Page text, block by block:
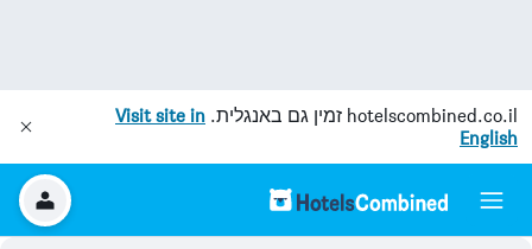
hotelscombined.co.il זמין גם באנגלית. Visit site in
English